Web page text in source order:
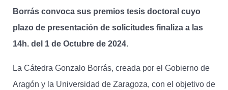
Borrás convoca sus premios tesis doctoral cuyo
plazo de presentación de solicitudes finaliza a las
14h. del 1 de Octubre de 2024.
La Cátedra Gonzalo Borrás, creada por el Gobierno de
Aragón y la Universidad de Zaragoza, con el objetivo de